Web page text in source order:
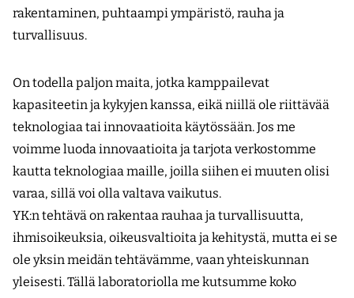
rakentaminen, puhtaampi ympäristö, rauha ja
turvallisuus.
On todella paljon maita, jotka kamppailevat
kapasiteetin ja kykyjen kanssa, eikä niillä ole riittävää
teknologiaa tai innovaatioita käytössään. Jos me
voimme luoda innovaatioita ja tarjota verkostomme
kautta teknologiaa maille, joilla siihen ei muuten olisi
varaa, sillä voi olla valtava vaikutus.
YK:n tehtävä on rakentaa rauhaa ja turvallisuutta,
ihmisoikeuksia, oikeusvaltioita ja kehitystä, mutta ei se
ole yksin meidän tehtävämme, vaan yhteiskunnan
yleisesti. Tällä laboratoriolla me kutsumme koko